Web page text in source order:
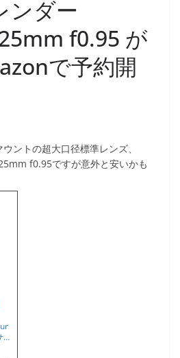
ンダー
f0.95 が
で予約開
ントの超大口径標準レンズ、
f0.95ですが意外と安いかも
…